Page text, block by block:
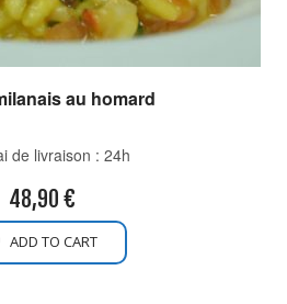
au homard
de livraison : 24h
48,90 €
ADD TO CART